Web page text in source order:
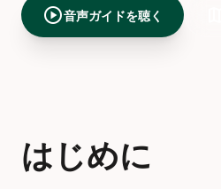
play_circle音声ガイドを聴く
はじめに